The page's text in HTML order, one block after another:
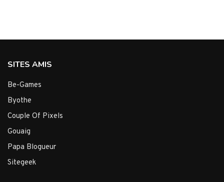
SITES AMIS
Be-Games
Byothe
Couple Of Pixels
Gouaig
Papa Blogueur
Sitegeek